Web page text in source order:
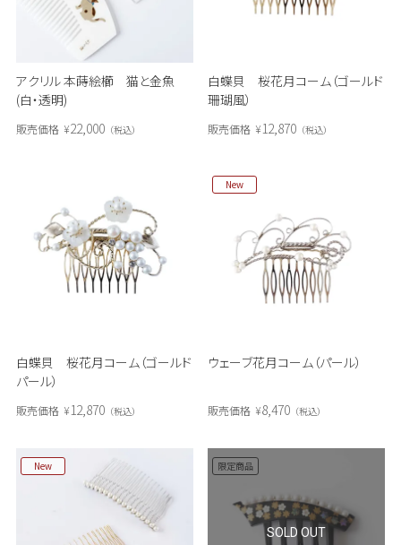
アクリル 本蒔絵櫛 猫と金魚
(白・透明)
販売価格 ¥22,000 税込
白蝶貝 桜花月コーム（ゴールド
珊瑚風）
販売価格 ¥12,870 税込
白蝶貝 桜花月コーム（ゴールド
パール）
販売価格 ¥12,870 税込
ウェーブ花月コーム（パール）
New
販売価格 ¥8,470 税込
New 限定商品
SOLD OUT